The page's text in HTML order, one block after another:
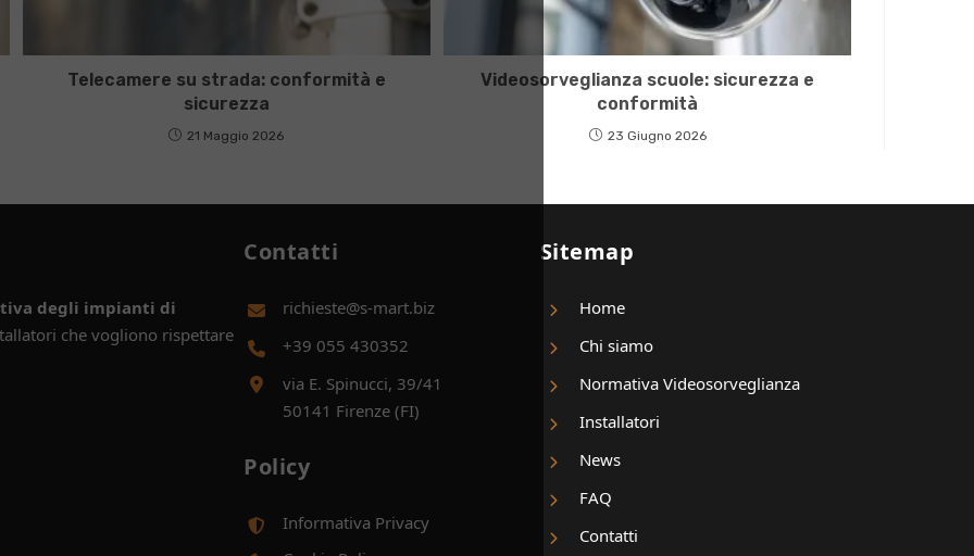
Telecamere su strada: conformità e
sicurezza
21 Maggio 2026
Videosorveglianza scuole: sicurezza e
conformità
23 Giugno 2026
degli impianti di
che vogliono rispettare
Contatti
richieste@s-mart.biz
+39 055 430352
via E. Spinucci, 39/41
50141 Firenze (FI)
Policy
Informativa Privacy
Sitemap
Home
Chi siamo
Normativa Videosorveglianza
Installatori
News
FAQ
Contatti